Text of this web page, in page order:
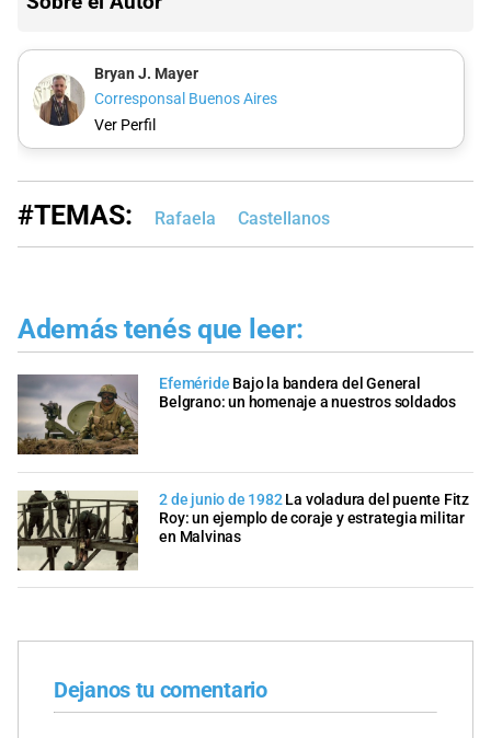
Bryan J. Mayer
Corresponsal Buenos Aires
Ver Perfil
#TEMAS: Rafaela Castellanos
Además tenés que leer:
Efeméride Bajo la bandera del General
Belgrano: un homenaje a nuestros soldados
2 de junio de 1982 La voladura del puente Fitz
Roy: un ejemplo de coraje y estrategia militar
en Malvinas
Dejanos tu comentario